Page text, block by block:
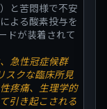
と苦悶様で不安
よる酸素投与を
ドが装着されて
急性冠症候群
スクな臨床所見
疼痛、生理学的
引き起こされる